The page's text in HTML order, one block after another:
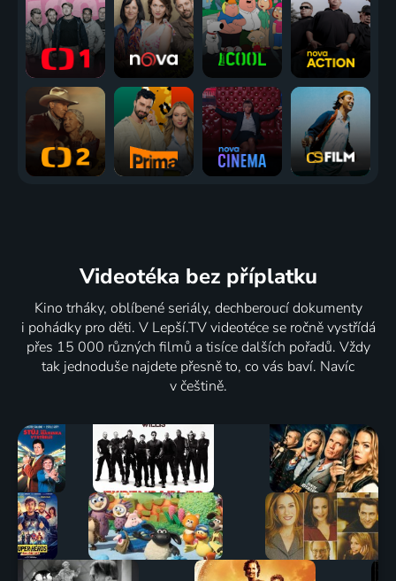
Videotéka bez příplatku
Kino trháky, oblíbené seriály, dechberoucí dokumenty
i pohádky pro děti. V Lepší.TV videotéce se ročně vystřídá
přes 15 000 různých filmů a tisíce dalších pořadů. Vždy
tak jednoduše najdete přesně to, co vás baví. Navíc
v češtině.